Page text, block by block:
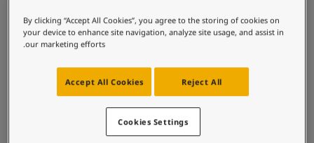
دهانات
جوتاشيلد كانڤا
جوتاشيلد كانڤا
قوام بارز
ألوان تدوم طويلا
مقاومة للغبار والأتربة
تطبيق من طبقة واحدة
By clicking “Accept All Cookies”, you agree to the storing of cookies on
your device to enhance site navigation, analyze site usage, and assist in
our marketing efforts.
Reject All
Accept All Cookies
Cookies Settings